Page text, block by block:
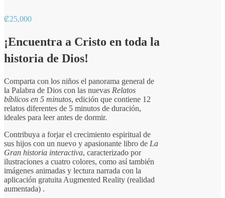
₡25,000
¡Encuentra a Cristo en toda la
historia de Dios!
Comparta con los niños el panorama general de
la Palabra de Dios con las nuevas Relatos
bíblicos en 5 minutos, edición que contiene 12
relatos diferentes de 5 minutos de duración,
ideales para leer antes de dormir.
Contribuya a forjar el crecimiento espiritual de
sus hijos con un nuevo y apasionante libro de La
Gran historia interactiva, caracterizado por
ilustraciones a cuatro colores, como así también
imágenes animadas y lectura narrada con la
aplicación gratuita Augmented Reality (realidad
aumentada) .